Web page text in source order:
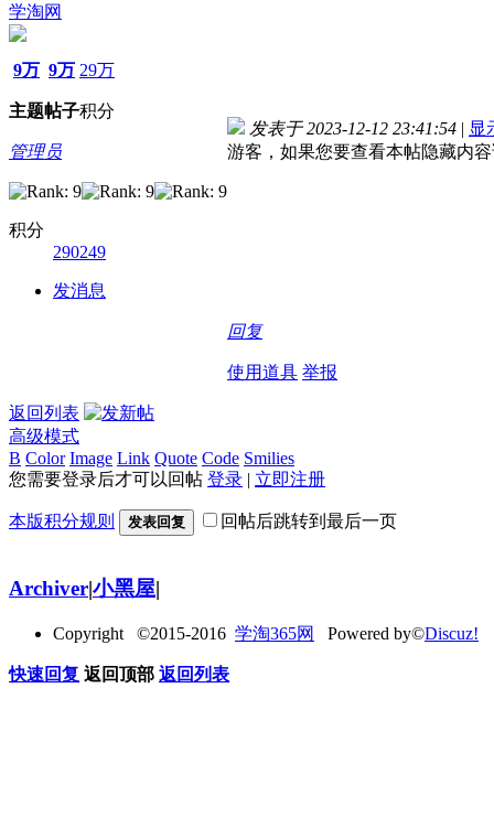
学淘网
9万
主题
9万
帖子
29万
积分
管理员
积分
290249
发消息
发表于 2023-12-12 23:41:54 | 显
游客，如果您要查看本帖隐藏内
回复
使用道具 举报
返回列表
高级模式
B Color Image Link Quote Code Smilies
您需要登录后才可以回帖 登录 | 立即注册
本版积分规则 发表回复 回帖后跳转到最后一页
Archiver|小黑屋|
Copyright ©2015-2016 学淘365网 Powered by©Discuz!
快速回复 返回顶部 返回列表